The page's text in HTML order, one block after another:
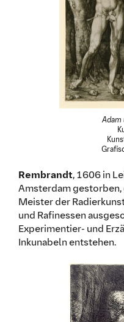
Adam
Rembrandt, 1606 in
Amsterdam
Meister der
und Rafinessen
Experimentier- und
Inkunabeln entstehen.